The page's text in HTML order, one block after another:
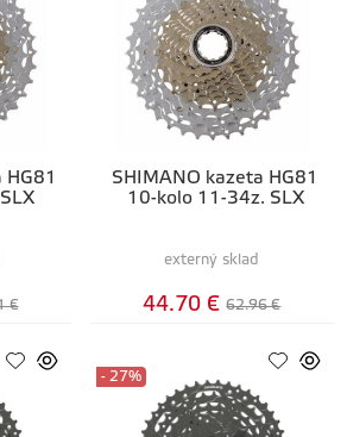
10-kolo 11-32 SLX
€
SHIMANO kazeta HG81
10-kolo 11-34z. SLX
externý sklad
44.70 € 62.96 €
- 27%